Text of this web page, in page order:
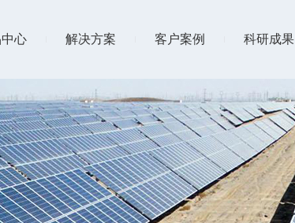
心 解决方案 客户案例 科研成果